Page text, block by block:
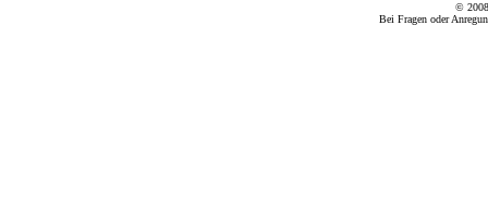
© 2008
Bei Fragen oder